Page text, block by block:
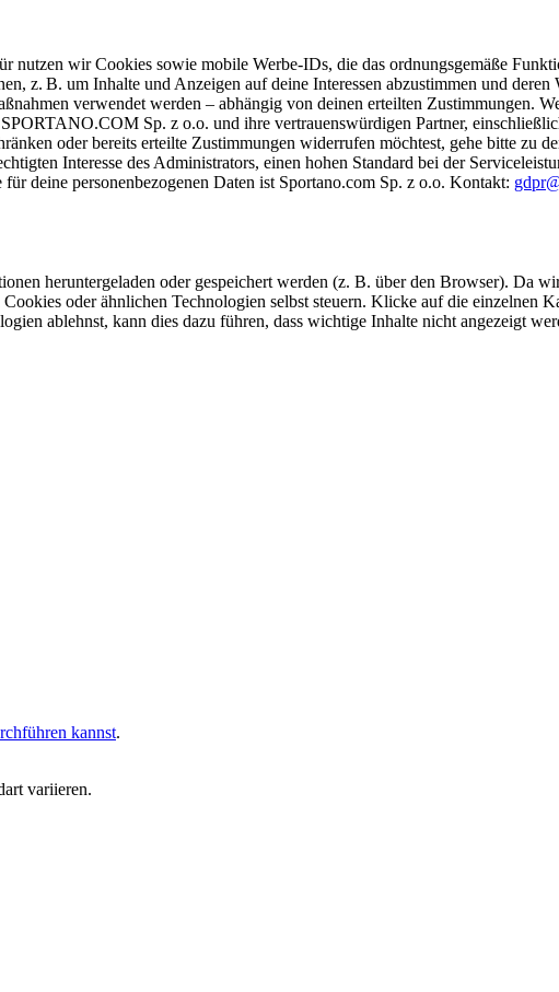
nutzen wir Cookies sowie mobile Werbe-IDs, die das ordnungsgemäße
z. B. um Inhalte und Anzeigen auf deine Interessen abzustimmen und
verwendet werden – abhängig von deinen erteilten Zustimmungen.
Sp. z o.o. und ihre vertrauenswürdigen Partner,
oder bereits erteilte Zustimmungen widerrufen möchtest, gehe bitte zu
Interesse des Administrators, einen hohen Standard bei der
deine personenbezogenen Daten ist Sportano.com Sp. z o.o. Kontakt:
heruntergeladen oder gespeichert werden (z. B. über den Browser). Da
oder ähnlichen Technologien selbst steuern. Klicke auf die einzelnen
ablehnst, kann dies dazu führen, dass wichtige Inhalte nicht angezeigt
kannst.
variieren.